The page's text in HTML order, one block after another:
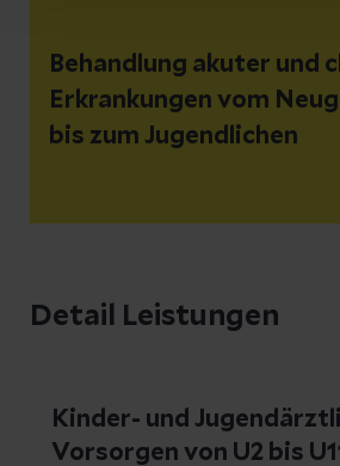
Behandlung akuter und
Erkrankungen vom
bis zum Jugendlichen
Detail Leistungen
Kinder- und
Vorsorgen von U2 bis